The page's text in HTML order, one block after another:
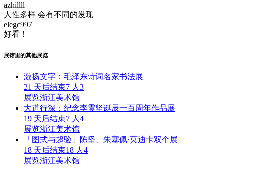
azhillll
人性多样 会有不同的发现
elegc997
好看！
展馆里的其他展览
激扬文字：毛泽东诗词名家书法展
21 天后结束7 人 3
展览浙江美术馆
大道行深：纪念李震坚诞辰一百周年作品展
19 天后结束7 人 4
展览浙江美术馆
「图式与超验」陈坚、朱塞佩·莫迪卡双个展
18 天后结束18 人 4
展览浙江美术馆